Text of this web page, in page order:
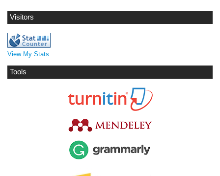
Visitors
View My Stats
Tools